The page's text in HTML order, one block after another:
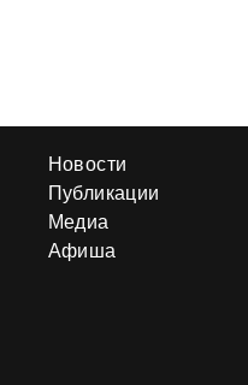
Новости
Публикации
Медиа
Афиша